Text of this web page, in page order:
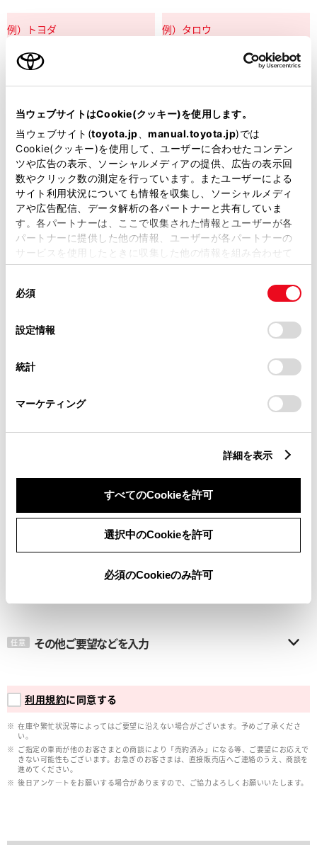
当ウェブサイトはCookie(クッキー)を使用します。
当ウェブサイト(toyota.jp manual.toyota.jp)では
Cookie(クッキー)を使用して、ユーザーに合わせたコンテン
ツや広告の表示、ソーシャルメディアの提供、広告の表示回
数やクリック数の測定を行っています。またユーザーによる
サイト利用状況についても情報を収集し、ソーシャルメディ
アや広告配信、データ解析の各パートナーと共有していま
す。各パートナーは、ここで収集された情報とユーザーが各
パートナーに提供した他の情報、ユーザーが各パートナーの
サービスを使用したときに収集した他の情報を組み合わせて
使用することがあります。当ウェブサイトの使用を続行する
デバイスにすべてのCookie(クッキー)が保存されることに同
意したことになります。Cookie(クッキー)のオプトアウト、
設定の変更、同意を撤回したりするにあたっては、当社の
「Cookie（クッキー）情報の取り扱いについて
」をご覧くだ
必須
設定情報
統計
マーケティング
詳細を表示
すべてのCookieを許可
選択中のCookieを許可
必須のCookieのみ許可
郵便番号
住所自動入力
必須 都道府県
市区町村名
メールアドレス
任意 その他ご要望などを入力
利用規約に同意する
在庫や繁忙状況等によってはご要望に沿えない場合がございます。予めご了承くださ
い。
ご指定の車両が他のお客さまとの商談により「売約済み」になる等、ご要望にお応えで
きない可能性もございます。お急ぎのお客さまは、直接販売店へご連絡のうえ、商談を
進めてください。
後日アンケ―トをお願いする場合がありますので、ご協力よろしくお願いいたします。